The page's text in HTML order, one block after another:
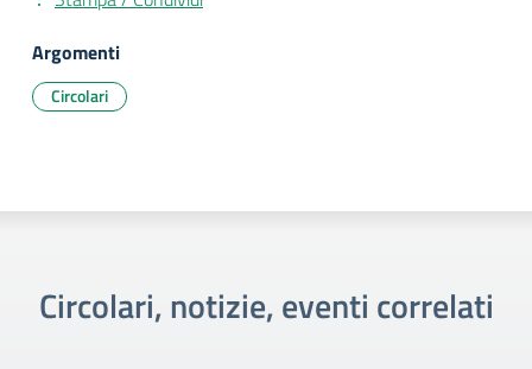
Argomenti
Circolari
Circolari, notizie, eventi correlati